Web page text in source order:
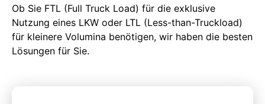
Ob Sie FTL (Full Truck Load) für die exklusive
Nutzung eines LKW oder LTL (Less-than-Truckload)
für kleinere Volumina benötigen, wir haben die besten
Lösungen für Sie.